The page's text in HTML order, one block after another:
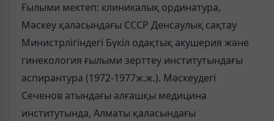
Ғылыми мектеп: клиникалық ординатура,
Мәскеу қаласындағы СССР Денсаулық сақтау
Министрлігіндегі Бүкіл одақтық акушерия және
гинекология ғылыми зерттеу институтындағы
аспирантура (1972-1977ж.ж.). Мәскеудегі
Сеченов атындағы алғашқы медицина
институтында, Алматы қаласындағы